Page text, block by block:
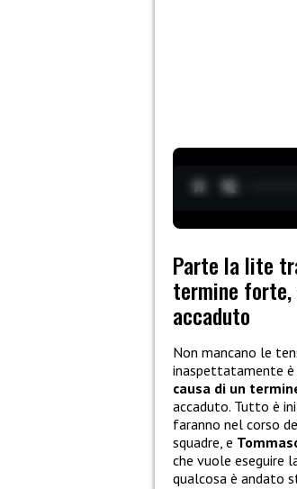
Parte la lite
termine forte,
accaduto
Non mancano le
inaspettatamente
causa di un
accaduto. Tutto è
faranno nel corso
squadre, e
che vuole eseguire
qualcosa è andato